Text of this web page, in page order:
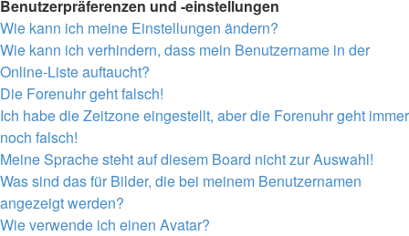
Benutzerpräferenzen und -einstellungen
Wie kann ich meine Einstellungen ändern?
Wie kann ich verhindern, dass mein Benutzername in der
Online-Liste auftaucht?
Die Forenuhr geht falsch!
Ich habe die Zeitzone eingestellt, aber die Forenuhr geht immer
noch falsch!
Meine Sprache steht auf diesem Board nicht zur Auswahl!
Was sind das für Bilder, die bei meinem Benutzernamen
angezeigt werden?
Wie verwende ich einen Avatar?